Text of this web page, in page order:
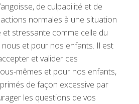
de culpabilité et de
normales à une situation
stressante comme celle du
et pour nos enfants. Il est
et valider ces
mêmes et pour nos enfants,
de façon excessive par
les questions de vos